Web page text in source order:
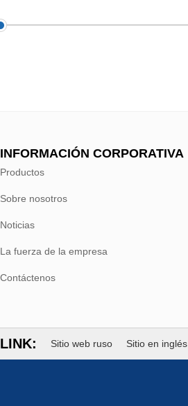
INFORMACIÓN CORPORATIVA
Productos
Sobre nosotros
Noticias
La fuerza de la empresa
Contáctenos
LINK: Sitio web ruso Sitio en inglés